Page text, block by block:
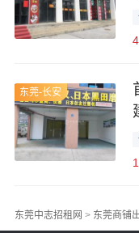
东莞-长安
东莞中志招租网 > 东莞商铺